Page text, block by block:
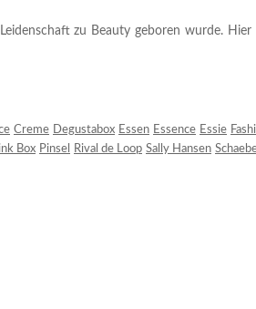
zu Beauty geboren wurde.
Creme Degustabox Essen Essence Essie
Box Pinsel Rival de Loop Sally Hansen